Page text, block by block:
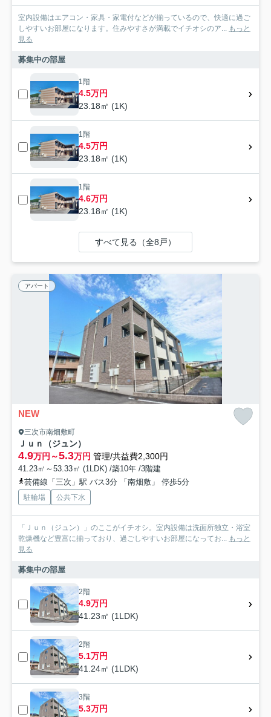
室内設備はエアコン・家具・家電付などが揃っているので、快適に過ご
しやすいお部屋になります。住みやすさが満載でイチオシのア... もっと
見る
募集中の部屋
1階
4.5万円
23.18㎡ (1K)
1階
4.5万円
23.18㎡ (1K)
1階
4.6万円
23.18㎡ (1K)
すべて見る（全8戸）
アパート
NEW
三次市南畑敷町
Ｊｕｎ（ジュン）
4.9万円～5.3万円 管理/共益費2,300円
41.23㎡～53.33㎡ (1LDK) /築10年 /3階建
芸備線「三次」駅 バス3分 「南畑敷」 停歩5分
駐輪場 公共下水
「Ｊｕｎ（ジュン）」のここがイチオシ。室内設備は洗面所独立・浴室
乾燥機など豊富に揃っており、過ごしやすいお部屋になってお... もっと
見る
募集中の部屋
2階
4.9万円
41.23㎡ (1LDK)
2階
5.1万円
41.24㎡ (1LDK)
3階
5.3万円